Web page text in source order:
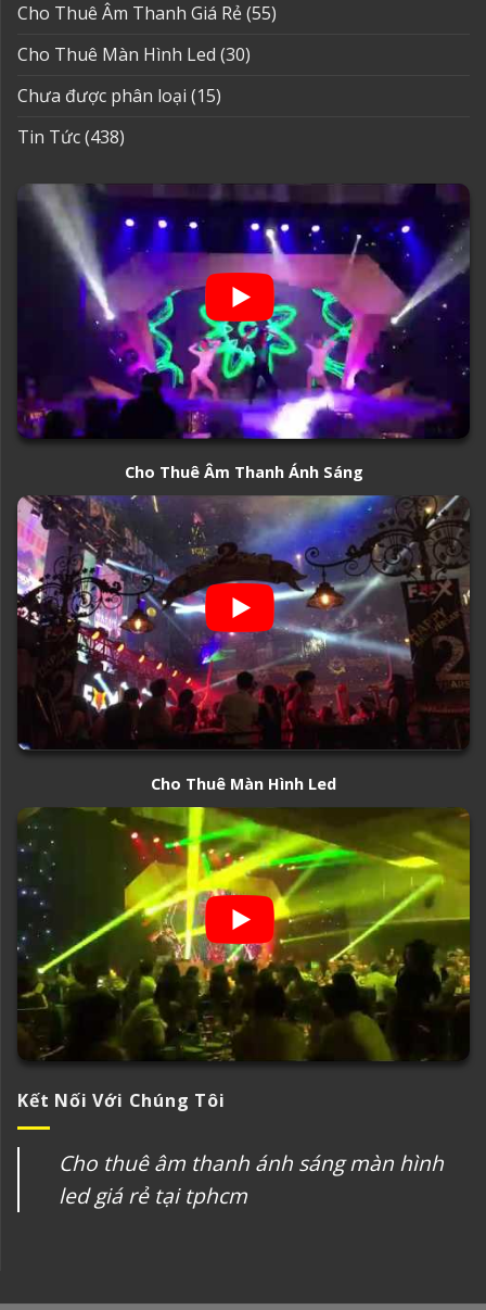
Cho Thuê Âm Thanh Giá Rẻ(55)
Cho Thuê Màn Hình Led (30)
Chưa được phân loại (15)
Tin Tức(438)
Cho Thuê Âm Thanh Ánh Sáng
Cho Thuê Màn Hình Led
Kết Nối Với Chúng Tôi
Cho thuê âm thanh ánh sáng màn hình
led giá rẻ tại tphcm